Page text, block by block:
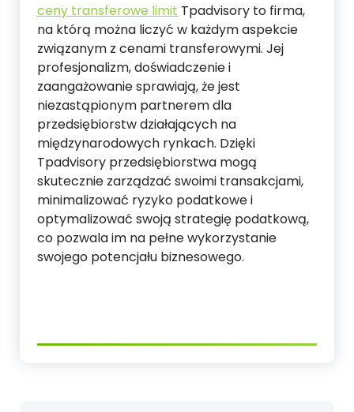
ceny transferowe limit Tpadvisory to firma,
na którą można liczyć w każdym aspekcie
związanym z cenami transferowymi. Jej
profesjonalizm, doświadczenie i
zaangażowanie sprawiają, że jest
niezastąpionym partnerem dla
przedsiębiorstw działających na
międzynarodowych rynkach. Dzięki
Tpadvisory przedsiębiorstwa mogą
skutecznie zarządzać swoimi transakcjami,
minimalizować ryzyko podatkowe i
optymalizować swoją strategię podatkową,
co pozwala im na pełne wykorzystanie
swojego potencjału biznesowego.